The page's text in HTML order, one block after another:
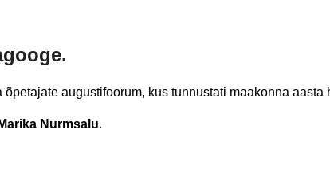
augustifoorum, kus tunnustati maakonna aasta
Marika Nurmsalu.